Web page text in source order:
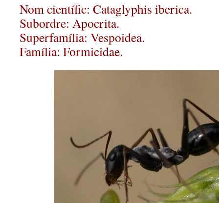
Nom científic: Cataglyphis iberica.
Subordre: Apocrita.
Superfamília: Vespoidea.
Família: Formicidae.